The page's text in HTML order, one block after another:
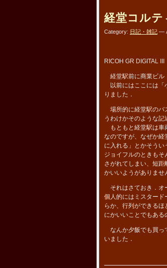
経堂コルテ
Category: 日記・雑記 —
RICOH GR DIGITAL III
経堂駅前に商業ビル
以前にはここには「
りました．
場所的に経堂駅のバ
うわけかそのような記
もともと経堂駅は車
なのですが、なぜか経
に入れる」とかそう
ジョイフルのときも
さがれてしまい、短
かいいようがありませ
それはさておき．オ
個人的にはミスタード
らか、行列ができる
にかいいことでもある
なんか夕飯でも買っ
いました．